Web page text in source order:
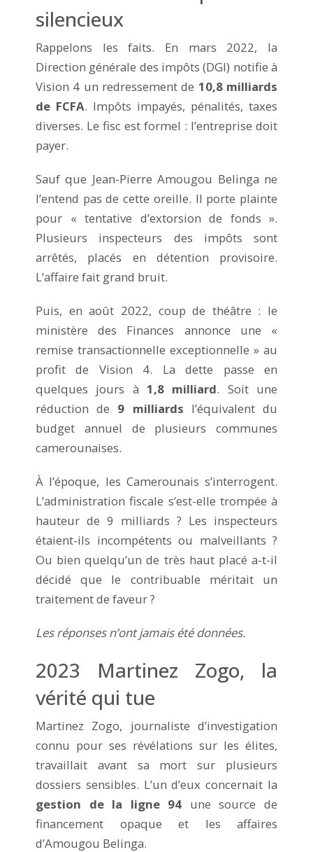
silencieux
Rappelons les faits. En mars 2022, la
Direction générale des impôts (DGI) notifie à
Vision 4 un redressement de 10,8 milliards
de FCFA. Impôts impayés, pénalités, taxes
diverses. Le fisc est formel : l’entreprise doit
payer.
Sauf que Jean-Pierre Amougou Belinga ne
l’entend pas de cette oreille. Il porte plainte
pour « tentative d’extorsion de fonds ».
Plusieurs inspecteurs des impôts sont
arrêtés, placés en détention provisoire.
L’affaire fait grand bruit.
Puis, en août 2022, coup de théâtre : le
ministère des Finances annonce une «
remise transactionnelle exceptionnelle » au
profit de Vision 4. La dette passe en
quelques jours à 1,8 milliard. Soit une
réduction de 9 milliards l’équivalent du
budget annuel de plusieurs communes
camerounaises.
À l’époque, les Camerounais s’interrogent.
L’administration fiscale s’est-elle trompée à
hauteur de 9 milliards ? Les inspecteurs
étaient-ils incompétents ou malveillants ?
Ou bien quelqu’un de très haut placé a-t-il
décidé que le contribuable méritait un
traitement de faveur ?
Les réponses n’ont jamais été données.
2023 Martinez Zogo, la
vérité qui tue
Martinez Zogo, journaliste d’investigation
connu pour ses révélations sur les élites,
travaillait avant sa mort sur plusieurs
dossiers sensibles. L’un d’eux concernait la
gestion de la ligne 94 une source de
financement opaque et les affaires
d’Amougou Belinga.